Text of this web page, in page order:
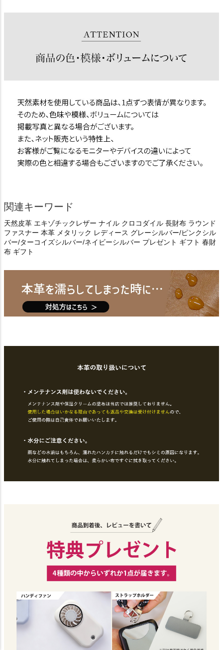
関連キーワード
天然皮革 エキゾチックレザー ナイル クロコダイル 長財布 ラウンド
ファスナー 本革 メタリック レディース グレーシルバー/ピンクシル
バー/ターコイズシルバー/ネイビーシルバー プレゼント ギフト 春財
布 ギフト